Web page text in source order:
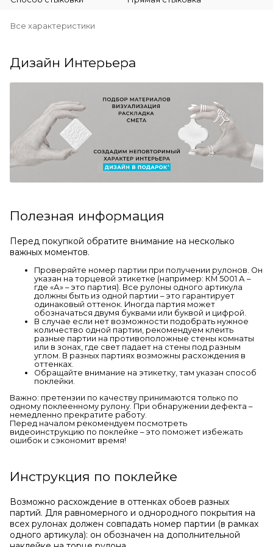
Все характеристики
Дизайн Интерьера
Полезная информация
Перед покупкой обратите внимание на несколько
важных моментов.
Проверяйте номер партии при получении рулонов. Он
указан на торцевой этикетке (например: КМ 5001 А –
где «А» – это партия). Все рулоны одного артикула
должны быть из одной партии – это гарантирует
одинаковый оттенок. Иногда партия может
обозначаться двумя буквами или буквой и цифрой.
В случае если нет возможности подобрать нужное
количество одной партии, рекомендуем клеить
разные партии на противоположные стены комнаты
или в зонах, где свет падает на стены под разным
углом. В разных партиях возможны расхождения в
оттенках.
Обращайте внимание на этикетку, там указан способ
поклейки.
Важно: претензии по качеству принимаются только по
одному поклеенному рулону. При обнаружении дефекта –
немедленно прекратите работу.
Перед началом рекомендуем посмотреть
видеоинструкцию по поклейке – это поможет избежать
ошибок и сэкономит время!
Инструкция по поклейке
Возможно расхождение в оттенках обоев разных
партий. Для равномерного и однородного покрытия на
всех рулонах должен совпадать номер партии (в рамках
одного артикула): он обозначен на дополнительной